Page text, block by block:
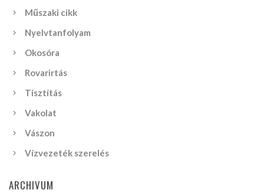
Műszaki cikk
Nyelvtanfolyam
Okosóra
Rovarirtás
Tisztítás
Vakolat
Vászon
Vízvezeték szerelés
ARCHIVUM